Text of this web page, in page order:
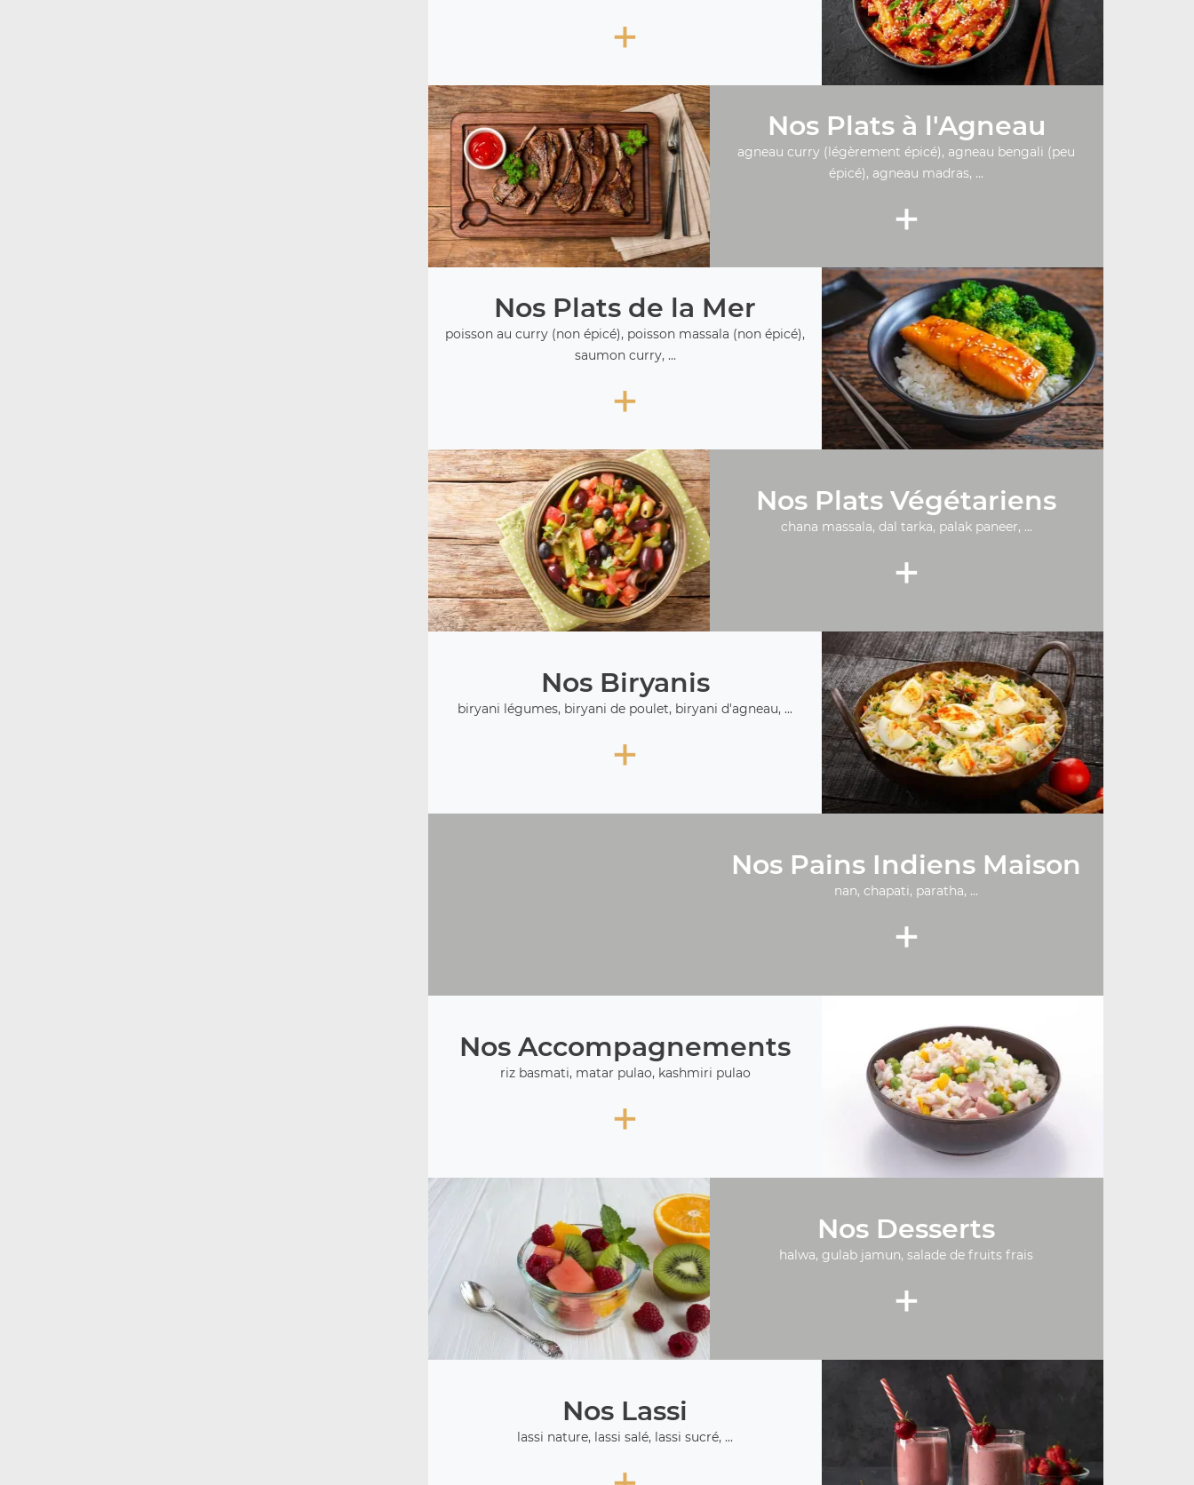
+
Nos Plats à l'Agneau
agneau curry (légèrement épicé), agneau bengali (peu
épicé), agneau madras, ...
+
Nos Plats de la Mer
poisson au curry (non épicé), poisson massala (non épicé),
saumon curry, ...
+
Nos Plats Végétariens
chana massala, dal tarka, palak paneer, ...
+
Nos Biryanis
biryani légumes, biryani de poulet, biryani d'agneau, ...
+
Nos Pains Indiens Maison
nan, chapati, paratha, ...
+
Nos Accompagnements
riz basmati, matar pulao, kashmiri pulao
+
Nos Desserts
halwa, gulab jamun, salade de fruits frais
+
Nos Lassi
lassi nature, lassi salé, lassi sucré, ...